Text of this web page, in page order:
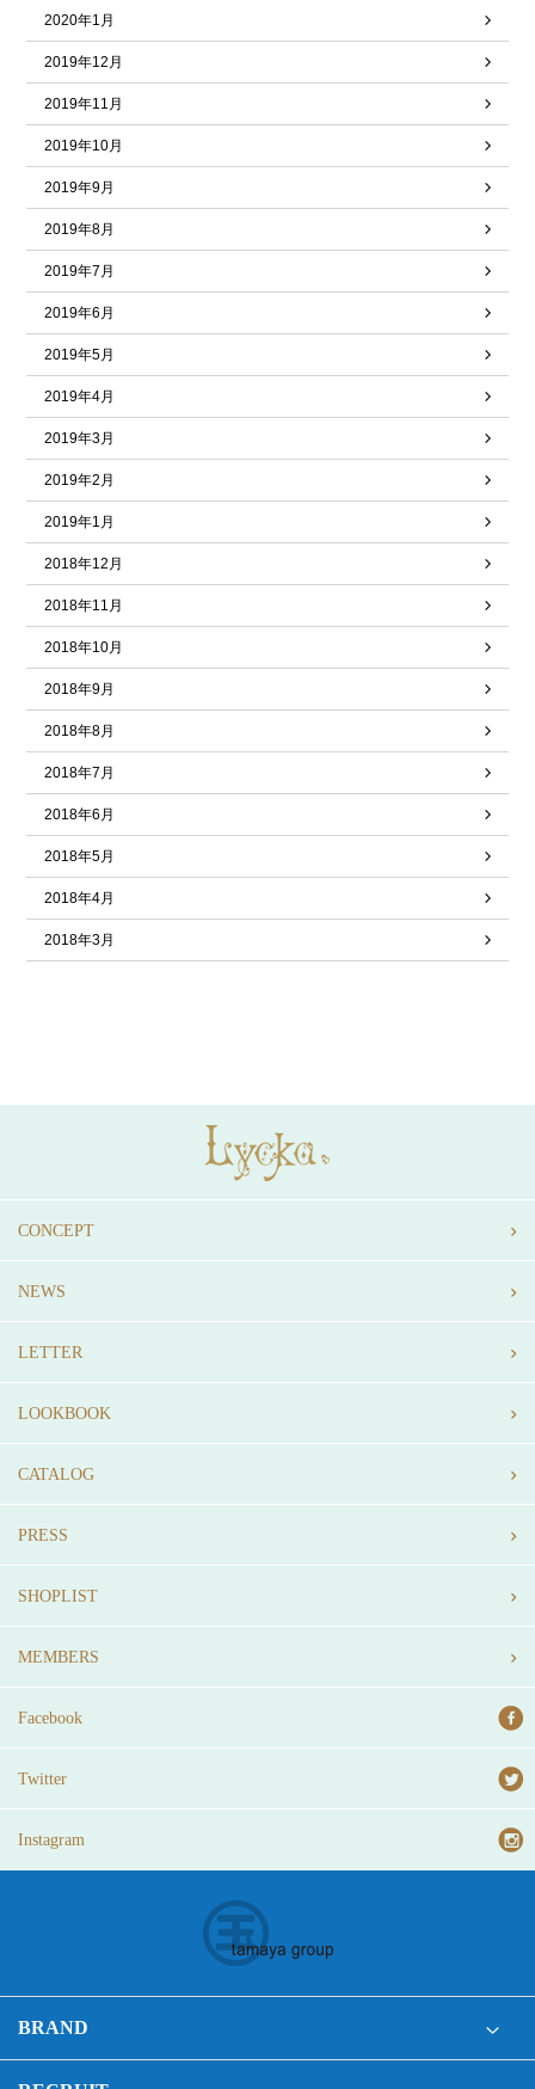
2020年1月
2019年12月
2019年11月
2019年10月
2019年9月
2019年8月
2019年7月
2019年6月
2019年5月
2019年4月
2019年3月
2019年2月
2019年1月
2018年12月
2018年11月
2018年10月
2018年9月
2018年8月
2018年7月
2018年6月
2018年5月
2018年4月
2018年3月
CONCEPT
NEWS
LETTER
LOOKBOOK
CATALOG
PRESS
SHOPLIST
MEMBERS
Facebook
Twitter
Instagram
BRAND